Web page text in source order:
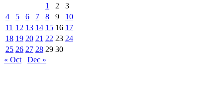
1
2
3
4
5 6 7 8 9
10
11 12 13 14 15 16 17
18 19 20 21 22 23 24
25 26 27 28 29 30
« Oct
Dec »